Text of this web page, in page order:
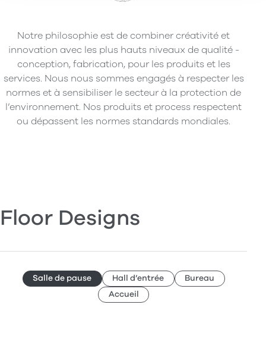
Notre philosophie est de combiner créativité et
innovation avec les plus hauts niveaux de qualité -
conception, fabrication, pour les produits et les
services. Nous nous sommes engagés à respecter les
normes et à sensibiliser le secteur à la protection de
l’environnement. Nos produits et process respectent
ou dépassent les normes standards mondiales.
Floor Designs
Salle de pause Hall d’entrée
Bureau
Accueil